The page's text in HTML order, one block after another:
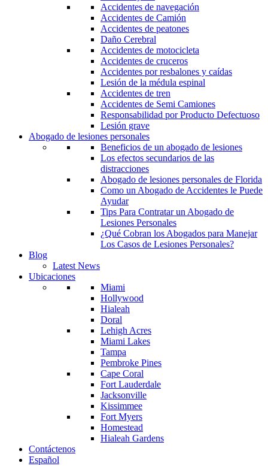
Accidentes de navegación
Accidentes de Camión
Accidentes de peatones
Daño Cerebral
Accidentes de motocicleta
Accidentes de cruceros
Accidentes por resbalones y caídas
Lesión de la médula espinal
Accidentes de tren
Accidentes de Semi Camiones
Responsabilidad por Producto Defectuoso
Lesión grave
Abogado de lesiones personales
Beneficios de un abogado de lesiones
Los efectos secundarios de las
distracciones
Abogado de lesiones personales de Florida
Como un Abogado de Accidentes le Puede
Ayudar
Tips Para Contratar un Abogado de
Lesiones Personales
¿Qué Cobran los Abogados para Manejar
Los Casos de Lesiones Personales?
Blog
Latest News
Ubicaciones
Miami
Hollywood
Hialeah
Doral
Lehigh Acres
Miami Lakes
Tampa
Pembroke Pines
Cape Coral
Fort Lauderdale
Jacksonville
Kissimmee
Fort Myers
Homestead
Hialeah Gardens
Contáctenos
Español